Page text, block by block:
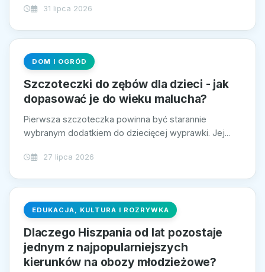
31 lipca 2026
DOM I OGRÓD
Szczoteczki do zębów dla dzieci - jak
dopasować je do wieku malucha?
Pierwsza szczoteczka powinna być starannie
wybranym dodatkiem do dziecięcej wyprawki. Jej...
27 lipca 2026
EDUKACJA, KULTURA I ROZRYWKA
Dlaczego Hiszpania od lat pozostaje
jednym z najpopularniejszych
kierunków na obozy młodzieżowe?